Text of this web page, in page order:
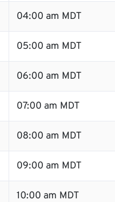
04:00 am MDT
05:00 am MDT
06:00 am MDT
07:00 am MDT
08:00 am MDT
09:00 am MDT
10:00 am MDT